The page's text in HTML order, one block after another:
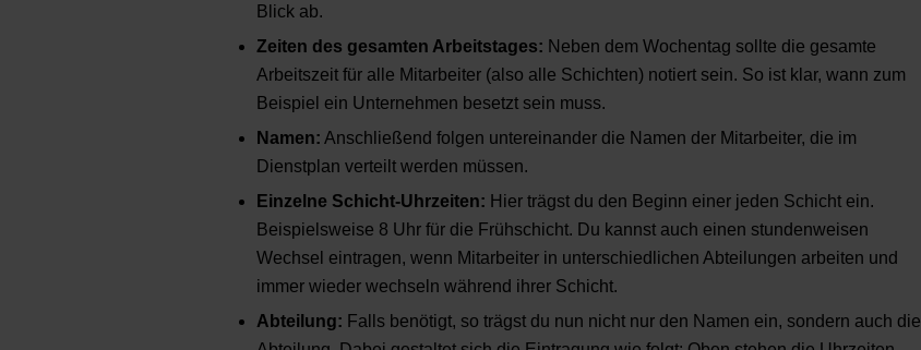
Blick ab.
Zeiten des gesamten Arbeitstages: Neben dem Wochentag sollte die gesamte
Arbeitszeit für alle Mitarbeiter (also alle Schichten) notiert sein. So ist klar, wann zum
Beispiel ein Unternehmen besetzt sein muss.
Namen: Anschließend folgen untereinander die Namen der Mitarbeiter, die im
Dienstplan verteilt werden müssen.
Einzelne Schicht-Uhrzeiten: Hier trägst du den Beginn einer jeden Schicht ein.
Beispielsweise 8 Uhr für die Frühschicht. Du kannst auch einen stundenweisen
Wechsel eintragen, wenn Mitarbeiter in unterschiedlichen Abteilungen arbeiten und
immer wieder wechseln während ihrer Schicht.
Abteilung: Falls benötigt, so trägst du nun nicht nur den Namen ein, sondern auch die